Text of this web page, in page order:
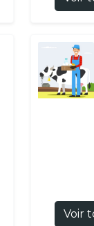
Voir